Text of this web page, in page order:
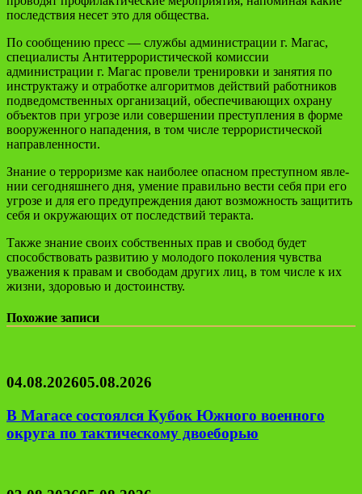
последствия несет это для общества.
По сообщению пресс — службы администрации г. Магас,
специалисты Антитеррористической комиссии
администрации г. Магас провели тренировки и занятия по
инструктажу и отработке алгоритмов действий работников
подведомственных организаций, обеспечивающих охрану
объектов при угрозе или совершении преступления в форме
вооруженного нападения, в том числе террористической
направленности.
Знание о терроризме как наиболее опасном преступном явле­
нии сегодняшнего дня, умение правильно вести себя при его
угрозе и для его предупреждения дают возможность защитить
себя и окружающих от последствий теракта.
Также знание своих собственных прав и свобод будет
способствовать развитию у молодого поколения чувства
уважения к правам и свободам других лиц, в том числе к их
жизни, здоровью и достоинству.
Похожие записи
04.08.202605.08.2026
В Магасе состоялся Кубок Южного военного
округа по тактическому двоеборью